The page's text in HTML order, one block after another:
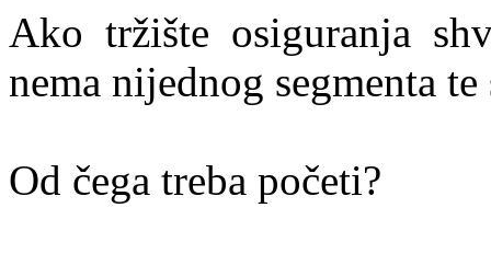
Ako tržište osiguranja
nema nijednog segmenta
Od čega treba početi?